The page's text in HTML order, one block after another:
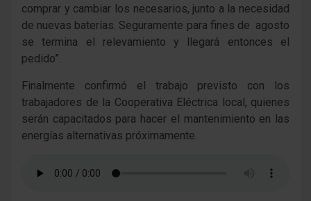
comprar y cambiar los necesarios, junto a la necesidad
de nuevas baterías. Seguramente para fines de agosto
se termina el relevamiento y llegará entonces el
pedido”.
Finalmente confirmó el trabajo previsto con los
trabajadores de la Cooperativa Eléctrica local, quienes
serán capacitados para hacer el mantenimiento en las
energías alternativas próximamente.